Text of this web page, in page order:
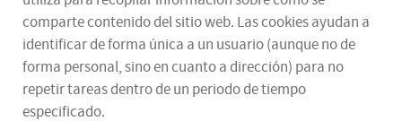
comparte contenido del sitio web. Las cookies ayudan a
identificar de forma única a un usuario (aunque no de
forma personal, sino en cuanto a dirección) para no
repetir tareas dentro de un periodo de tiempo
especificado.